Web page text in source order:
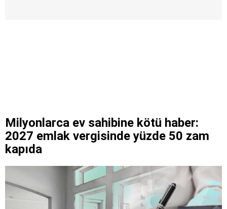
Milyonlarca ev sahibine kötü haber:
2027 emlak vergisinde yüzde 50 zam
kapıda